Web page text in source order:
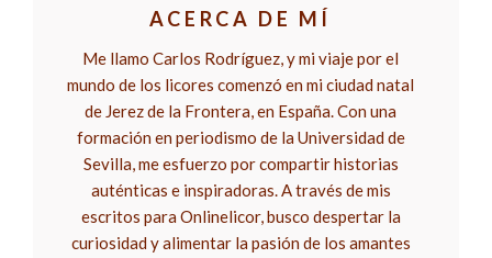
ACERCA DE MÍ
Me llamo Carlos Rodríguez, y mi viaje por el
mundo de los licores comenzó en mi ciudad natal
de Jerez de la Frontera, en España. Con una
formación en periodismo de la Universidad de
Sevilla, me esfuerzo por compartir historias
auténticas e inspiradoras. A través de mis
escritos para Onlinelicor, busco despertar la
curiosidad y alimentar la pasión de los amantes